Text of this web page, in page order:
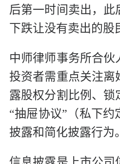
后第一时间卖出，此
下跌让没有卖出的股
中师律师事务所合伙
投资者需重点关注离
露股权分割比例、锁
“抽屉协议”（私下
披露和简化披露行为。